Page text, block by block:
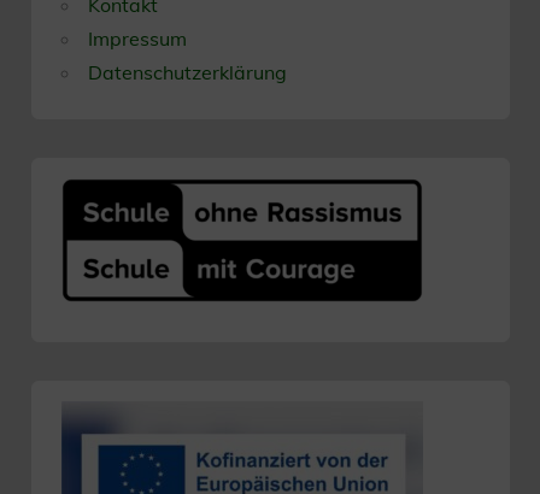
Impressum
Datenschutzerklärung